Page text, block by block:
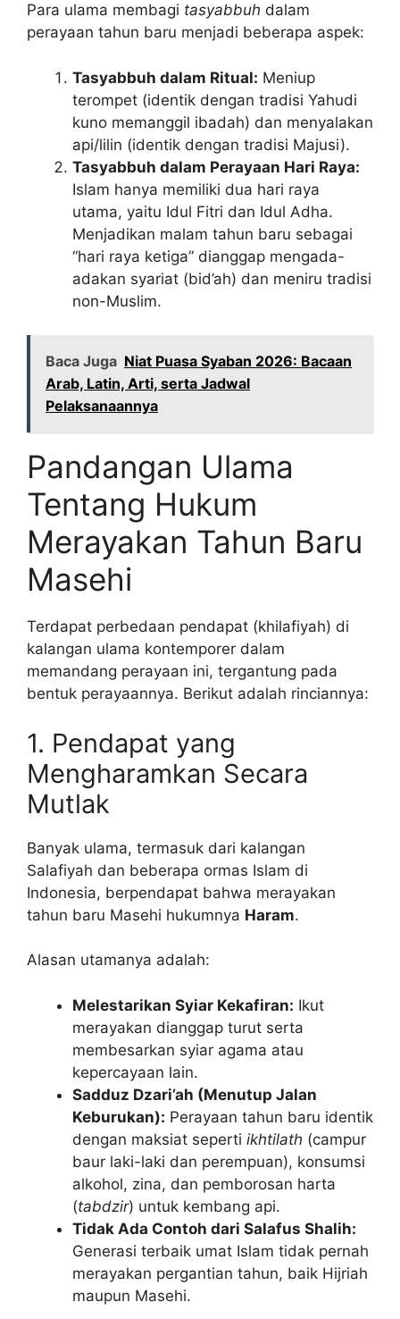
Para ulama membagi tasyabbuh dalam
perayaan tahun baru menjadi beberapa aspek:
Tasyabbuh dalam Ritual: Meniup
terompet (identik dengan tradisi Yahudi
kuno memanggil ibadah) dan menyalakan
api/lilin (identik dengan tradisi Majusi).
Tasyabbuh dalam Perayaan Hari Raya:
Islam hanya memiliki dua hari raya
utama, yaitu Idul Fitri dan Idul Adha.
Menjadikan malam tahun baru sebagai
“hari raya ketiga” dianggap mengada-
adakan syariat (bid’ah) dan meniru tradisi
non-Muslim.
Baca Juga Niat Puasa Syaban 2026: Bacaan
Arab, Latin, Arti, serta Jadwal
Pelaksanaannya
Pandangan Ulama
Tentang Hukum
Merayakan Tahun Baru
Masehi
Terdapat perbedaan pendapat (khilafiyah) di
kalangan ulama kontemporer dalam
memandang perayaan ini, tergantung pada
bentuk perayaannya. Berikut adalah rinciannya:
1. Pendapat yang
Mengharamkan Secara
Mutlak
Banyak ulama, termasuk dari kalangan
Salafiyah dan beberapa ormas Islam di
Indonesia, berpendapat bahwa merayakan
tahun baru Masehi hukumnya Haram.
Alasan utamanya adalah:
Melestarikan Syiar Kekafiran: Ikut
merayakan dianggap turut serta
membesarkan syiar agama atau
kepercayaan lain.
Sadduz Dzari’ah (Menutup Jalan
Keburukan): Perayaan tahun baru identik
dengan maksiat seperti ikhtilath (campur
baur laki-laki dan perempuan), konsumsi
alkohol, zina, dan pemborosan harta
(tabdzir) untuk kembang api.
Tidak Ada Contoh dari Salafus Shalih:
Generasi terbaik umat Islam tidak pernah
merayakan pergantian tahun, baik Hijriah
maupun Masehi.